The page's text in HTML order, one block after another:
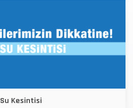
Su Kesintisi